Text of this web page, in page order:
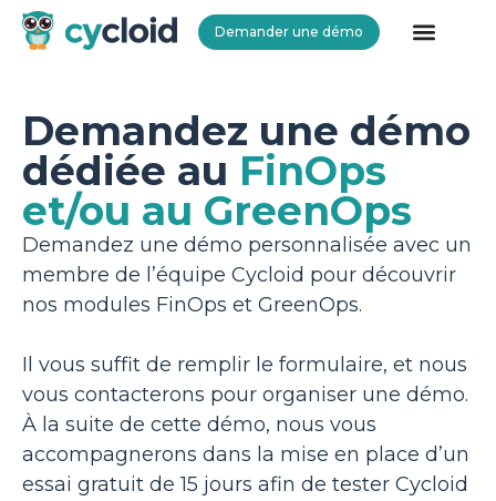
Demander une démo
Demandez une démo
dédiée au FinOps
et/ou au GreenOps
Demandez une démo personnalisée avec un
membre de l’équipe Cycloid pour découvrir
nos modules FinOps et GreenOps.
Il vous suffit de remplir le formulaire, et nous
vous contacterons pour organiser une démo.
À la suite de cette démo, nous vous
accompagnerons dans la mise en place d’un
essai gratuit de 15 jours afin de tester Cycloid